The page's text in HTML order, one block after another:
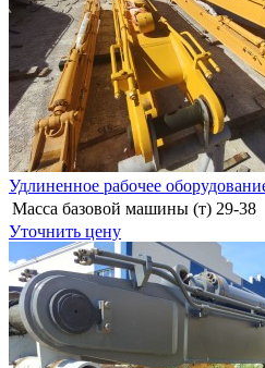
Удлиненное рабочее
Масса базовой машины (т) 29-38
Уточнить цену